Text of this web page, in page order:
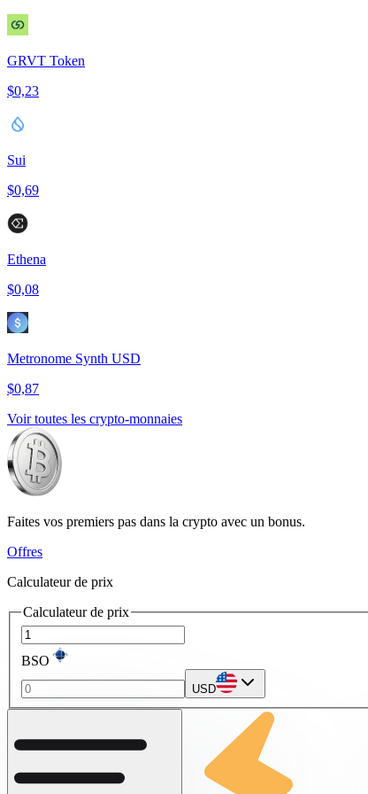
GRVT Token
$0,23
Sui
$0,69
Ethena
$0,08
Metronome Synth USD
$0,87
Voir toutes les crypto-monnaies
Faites vos premiers pas dans la crypto avec un bonus.
Offres
Calculateur de prix
Calculateur de prix
BSO
USD